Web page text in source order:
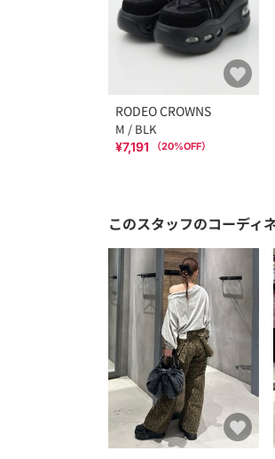
RODEO CROWNS
M / BLK
¥7,191 （20%OFF）
このスタッフのコーディ